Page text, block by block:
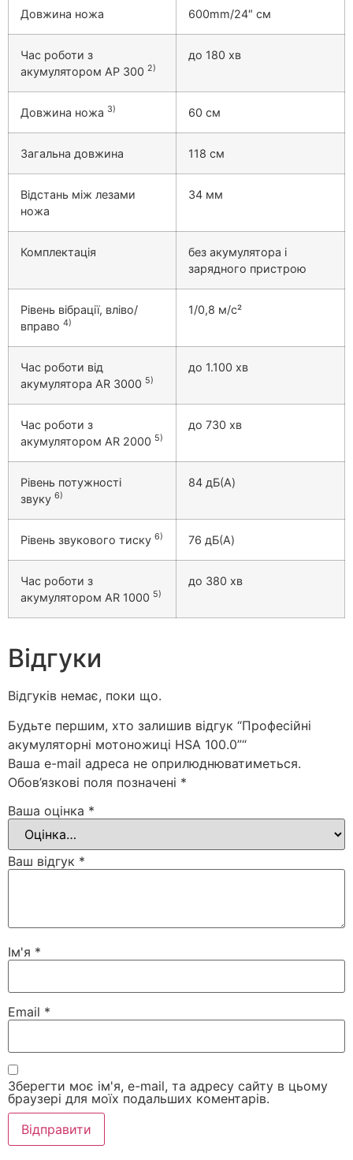
Довжина ножа 600mm/24″ см
Час роботи з
акумулятором AP 300 2)
до 180 хв
Довжина ножа 3) 60 см
Загальна довжина 118 см
Відстань між лезами
ножа
34 мм
Комплектація
без акумулятора і
зарядного пристрою
Рівень вібрації, вліво/
вправо 4)
1/0,8 м/с²
Час роботи від
акумулятора AR 3000 5)
до 1.100 хв
Час роботи з
акумулятором AR 2000 5)
до 730 хв
Рівень потужності
звуку 6)
84 дБ(A)
Рівень звукового тиску 6) 76 дБ(A)
Час роботи з
акумулятором AR 1000 5)
до 380 хв
Відгуки
Відгуків немає, поки що.
Будьте першим, хто залишив відгук “Професійні
акумуляторні мотоножиці HSA 100.0”“
Ваша e-mail адреса не оприлюднюватиметься.
Обов’язкові поля позначені *
Ваша оцінка *
Ваш відгук *
Ім'я *
Email *
Зберегти моє ім'я, e-mail, та адресу сайту в цьому
браузері для моїх подальших коментарів.